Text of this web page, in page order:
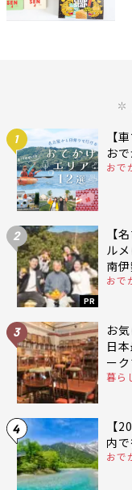
1
【
お
おで
2
PR
【
ル
南
おで
3
お
日
ー
暮ら
4
【
内
おで